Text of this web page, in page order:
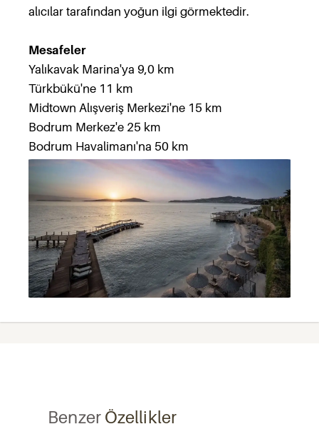
alıcılar tarafından yoğun ilgi görmektedir.
Mesafeler
Yalıkavak Marina'ya 9,0 km
Türkbükü'ne 11 km
Midtown Alışveriş Merkezi'ne 15 km
Bodrum Merkez'e 25 km
Bodrum Havalimanı'na 50 km
BenzerÖzellikler